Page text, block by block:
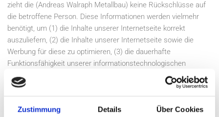
Zustimmung Details Über Cookies
zieht die (Andreas Walraph Metallbau) keine Rückschlüsse auf
die betroffene Person. Diese Informationen werden vielmehr
benötigt, um (1) die Inhalte unserer Internetseite korrekt
auszuliefern, (2) die Inhalte unserer Internetseite sowie die
Werbung für diese zu optimieren, (3) die dauerhafte
Funktionsfähigkeit unserer informationstechnologischen
Systeme und der Technik unserer Internetseite zu
gewährleisten sowie (4) um Strafverfolgungsbehörden im Falle
eines Cyberangriffes die zur Strafverfolgung notwendigen
Informationen bereitzustellen. Diese anonym erhobenen Daten